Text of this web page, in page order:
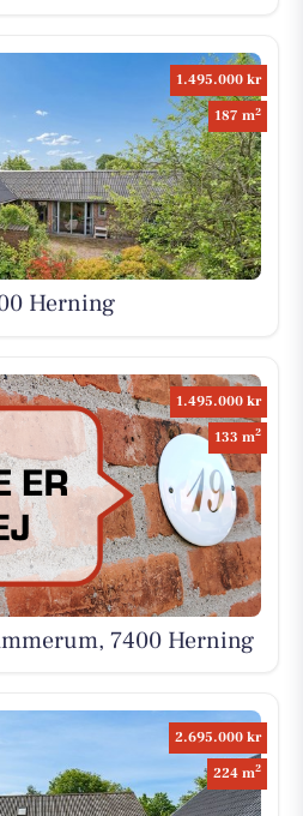
1.495.000 kr
187 m2
Herning
1.495.000 kr
133 m2
7400 Herning
2.695.000 kr
224 m2